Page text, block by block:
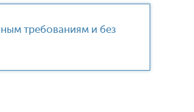
требованиям и без